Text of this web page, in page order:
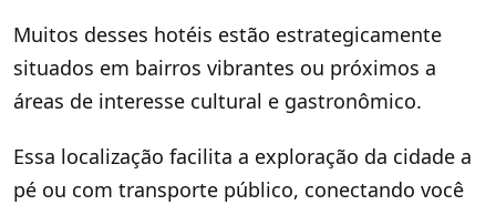
Muitos desses hotéis estão estrategicamente
situados em bairros vibrantes ou próximos a
áreas de interesse cultural e gastronômico.
Essa localização facilita a exploração da cidade a
pé ou com transporte público, conectando você